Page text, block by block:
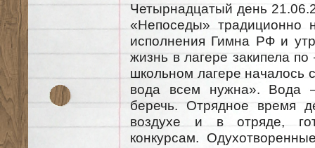
Четырнадцатый день
«Непоседы» традиционно
исполнения Гимна РФ и
жизнь в лагере закипела
школьном лагере началось
вода всем нужна».
беречь. Отрядное время
воздухе и в отряде,
конкурсам.